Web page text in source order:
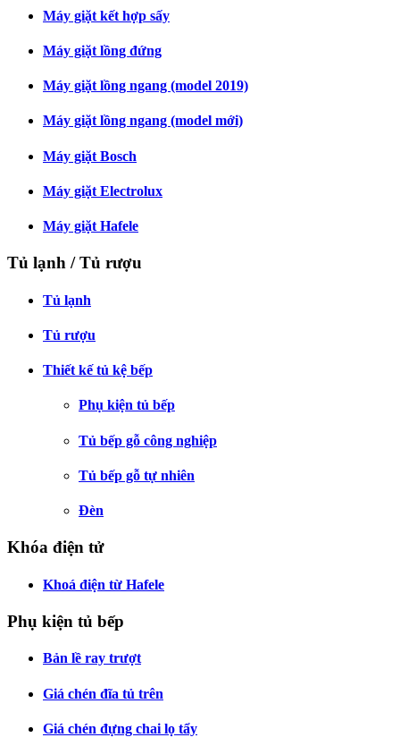
Máy giặt kết hợp sấy
Máy giặt lồng đứng
Máy giặt lồng ngang (model 2019)
Máy giặt lồng ngang (model mới)
Máy giặt Bosch
Máy giặt Electrolux
Máy giặt Hafele
Tủ lạnh / Tủ rượu
Tủ lạnh
Tủ rượu
Thiết kế tủ kệ bếp
Phụ kiện tủ bếp
Tủ bếp gỗ công nghiệp
Tủ bếp gỗ tự nhiên
Đèn
Khóa điện tử
Khoá điện từ Hafele
Phụ kiện tủ bếp
Bản lề ray trượt
Giá chén đĩa tủ trên
Giá chén đựng chai lọ tẩy